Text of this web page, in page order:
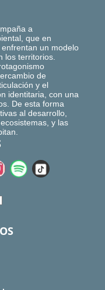
a
que en
un modelo
los territorios.
de
y el
identitaria, con una
De esta forma
al desarrollo,
y las